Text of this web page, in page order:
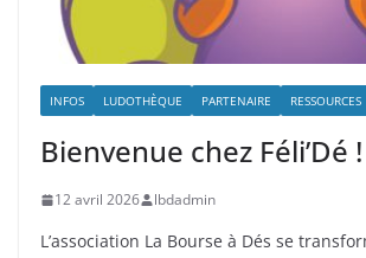
INFOS LUDOTHÈQUE PARTENAIRE RESSOURCES
Bienvenue chez Féli’Dé !
12 avril 2026 lbdadmin
L’association La Bourse à Dés se